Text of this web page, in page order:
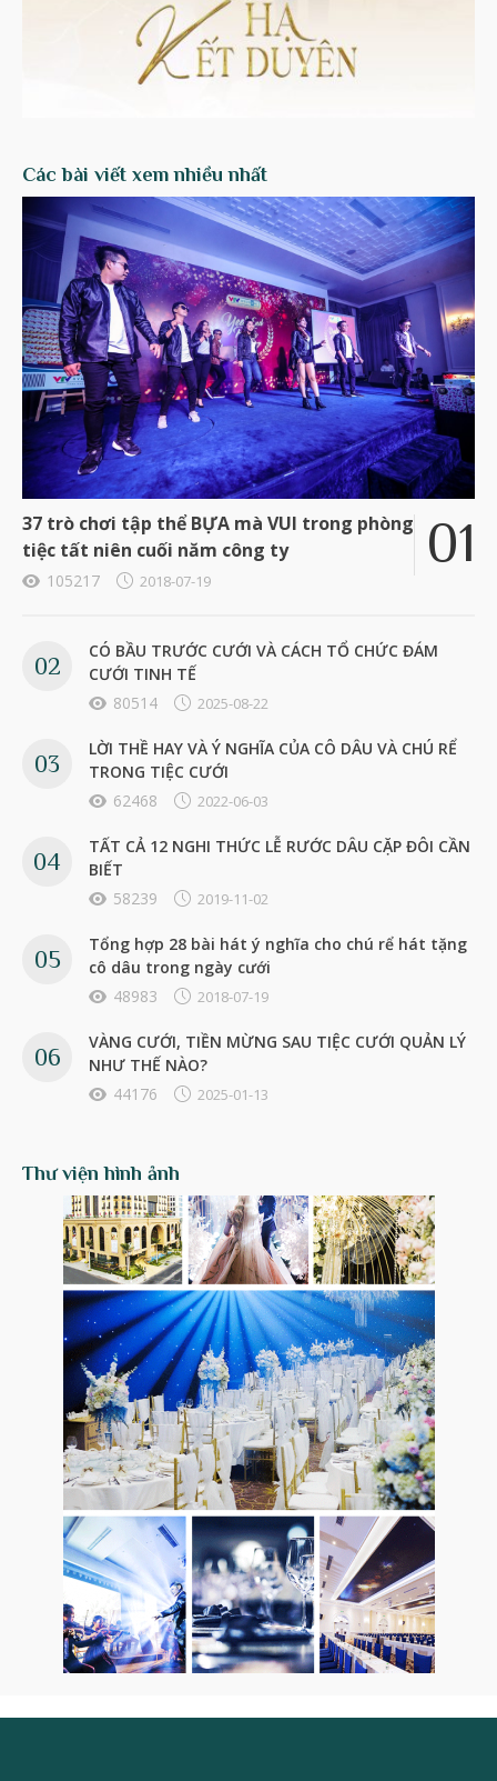
Các bài viết xem nhiều nhất
37 trò chơi tập thể BỰA mà VUI trong phòng
tiệc tất niên cuối năm công ty
105217 2018-07-19
CÓ BẦU TRƯỚC CƯỚI VÀ CÁCH TỔ CHỨC ĐÁM
CƯỚI TINH TẾ
80514
2025-08-22
LỜI THỀ HAY VÀ Ý NGHĨA CỦA CÔ DÂU VÀ CHÚ RỂ
TRONG TIỆC CƯỚI
62468
2022-06-03
TẤT CẢ 12 NGHI THỨC LỄ RƯỚC DÂU CẶP ĐÔI CẦN
BIẾT
58239
2019-11-02
Tổng hợp 28 bài hát ý nghĩa cho chú rể hát tặng
cô dâu trong ngày cưới
48983
2018-07-19
VÀNG CƯỚI, TIỀN MỪNG SAU TIỆC CƯỚI QUẢN LÝ
NHƯ THẾ NÀO?
44176
2025-01-13
Thư viện hình ảnh